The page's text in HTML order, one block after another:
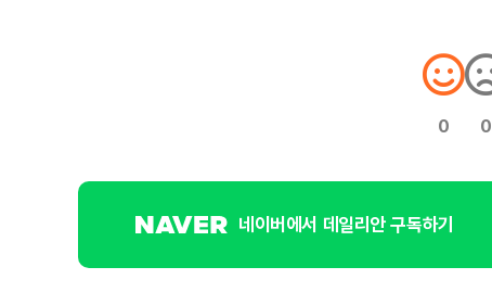
0 0
네이버에서 데일리안 구독하기